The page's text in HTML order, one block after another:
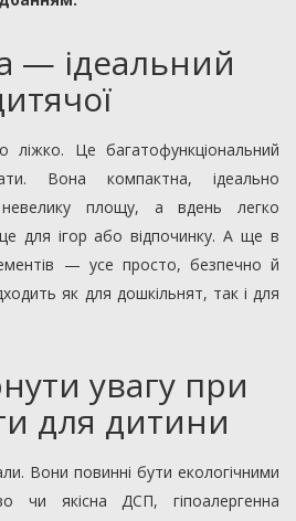
— ідеальний
Це багатофункціональний
Вона компактна, ідеально
площу, а вдень легко
для ігор або відпочинку. А ще в
— усе просто, безпечно й
як для дошкільнят, так і для
увагу при
для дитини
Вони повинні бути екологічними
чи якісна ДСП, гіпоалергенна